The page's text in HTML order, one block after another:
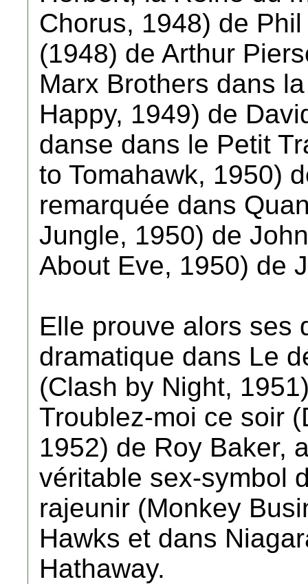
Chorus, 1948) de
(1948) de Arthur
Marx Brothers dans
Happy, 1949) de
danse dans le Petit
to Tomahawk, 1950)
remarquée dans
Jungle, 1950) de
About Eve, 1950) de
Elle prouve alors ses
dramatique dans Le
(Clash by Night,
Troublez-moi ce soir
1952) de Roy Baker,
véritable sex-symbol
rajeunir (Monkey
Hawks et dans
Hathaway.